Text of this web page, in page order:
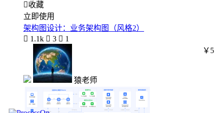
收藏
立即使用
架构图设计：业务架构图（风格2）
 1.1k  3  1
猿老师
￥5